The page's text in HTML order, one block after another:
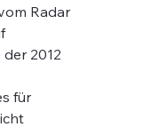
Radar
2012
für